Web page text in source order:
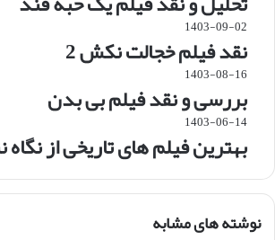
1403-09-02
نقد فیلم خجالت نکش 2
1403-08-16
بررسی و نقد فیلم بی بدن
1403-06-14
بهترین فیلم های تاریخی از
نوشته های مشابه